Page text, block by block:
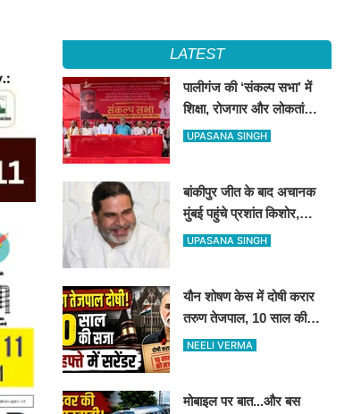
LATEST
पालीगंज की ‘संकल्प सभा’ में
शिक्षा, रोजगार और लोकतांत्रिक
अधिकारों की गूंज, दीपंकर
UPASANA SINGH
बांकीपुर जीत के बाद अचानक
मुंबई पहुंचे प्रशांत किशोर,
NCP प्रमुख सुनेत्रा पवार से
UPASANA SINGH
यौन शोषण केस में दोषी करार
तरुण तेजपाल, 10 साल की
कैद..4 हफ्ते में करना होगा
NEELI VERMA
मोबाइल पर बात...और बस